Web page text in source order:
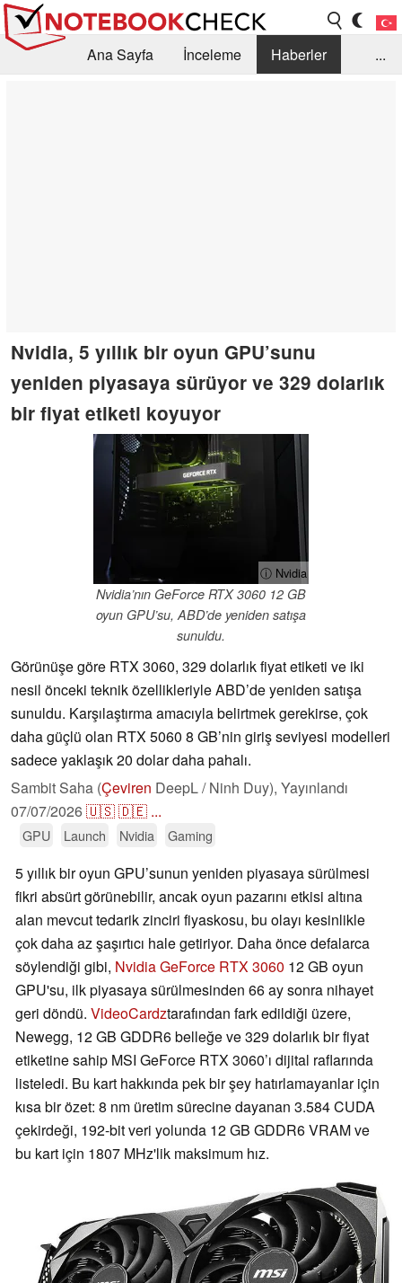
Ana Sayfa İnceleme
Haberler
...
Nvidia, 5 yıllık bir oyun GPU’sunu
yeniden piyasaya sürüyor ve 329 dolarlık
bir fiyat etiketi koyuyor
ⓘ Nvidia
Nvidia’nın GeForce RTX 3060 12 GB
oyun GPU’su, ABD’de yeniden satışa
sunuldu.
Görünüşe göre RTX 3060, 329 dolarlık fiyat etiketi ve iki
nesil önceki teknik özellikleriyle ABD’de yeniden satışa
sunuldu. Karşılaştırma amacıyla belirtmek gerekirse, çok
daha güçlü olan RTX 5060 8 GB’nin giriş seviyesi modelleri
sadece yaklaşık 20 dolar daha pahalı.
Sambit Saha (Çeviren DeepL / Ninh Duy), Yayınlandı
07/07/2026🇺🇸🇩🇪 ...
GPU Launch Nvidia Gaming
5 yıllık bir oyun GPU’sunun yeniden piyasaya sürülmesi
fikri absürt görünebilir, ancak oyun pazarını etkisi altına
alan mevcut tedarik zinciri fiyaskosu, bu olayı kesinlikle
çok daha az şaşırtıcı hale getiriyor. Daha önce defalarca
söylendiği gibi, Nvidia GeForce RTX 3060 12 GB oyun
GPU'su, ilk piyasaya sürülmesinden 66 ay sonra nihayet
geri döndü. VideoCardztarafından fark edildiği üzere,
Newegg, 12 GB GDDR6 belleğe ve 329 dolarlık bir fiyat
etiketine sahip MSI GeForce RTX 3060’ı dijital raflarında
listeledi. Bu kart hakkında pek bir şey hatırlamayanlar için
kısa bir özet: 8 nm üretim sürecine dayanan 3.584 CUDA
çekirdeği, 192-bit veri yolunda 12 GB GDDR6 VRAM ve
bu kart için 1807 MHz'lik maksimum hız.